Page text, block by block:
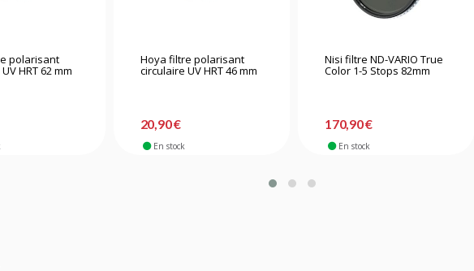
polarisant
HRT 62 mm
Hoya filtre polarisant
circulaire UV HRT 46 mm
20,90 €
En stock
Nisi filtre ND-VARIO True
Color 1-5 Stops 82mm
170,90 €
En stock